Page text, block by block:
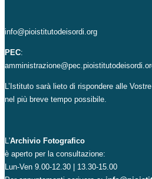
info@pioistitutodeisordi.org
PEC:
L’Istituto sarà lieto di rispondere alle
nel più breve tempo possibile.
L'Archivio Fotografico
è aperto per la consultazione:
Lun-Ven 9.00-12.30 | 13.30-15.00